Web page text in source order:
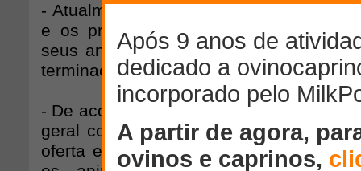
- Atualmente os preços do milho e da
e os produtores estão sentindo os
seus animais pesarem no orçamento,
terminação dos animais no
- De acordo com a Emater/RS, o
geral continua perdendo peso corporal
oferta e à baixa qualidade das